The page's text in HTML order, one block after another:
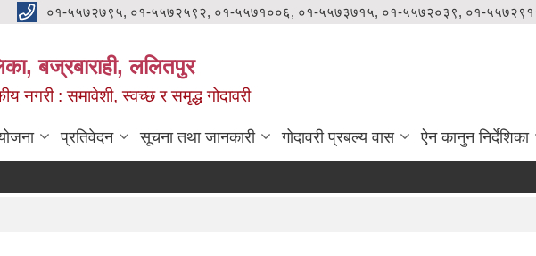
०१-५५७२७९५, ०१-५५७२५९२, ०१-५५७१००६, ०१-५५७३७१५, ०१-५५७२०३९, ०१-
बज्रबाराही, ललितपुर
नगरी : समावेशी, स्वच्छ र समृद्ध गोदावरी
प्रतिवेदन सूचना तथा जानकारी गोदावरी प्रबल्य वास ऐन कानुन निर्देशिका